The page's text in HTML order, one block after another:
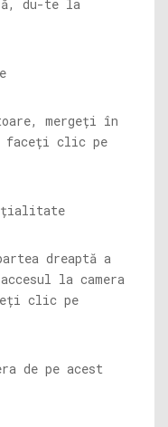
du-te la
mergeți în
faceți clic pe
dreaptă a
la camera
clic pe